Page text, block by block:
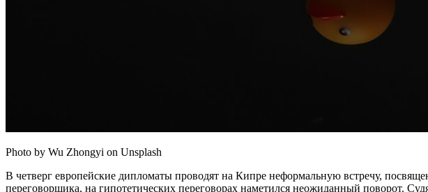
Photo by Wu Zhongyi on Unsplash
В четверг европейские дипломаты проводят на Кипре неформальную встречу,
переговорщика, на гипотетических переговорах наметился неожиданный поворот.